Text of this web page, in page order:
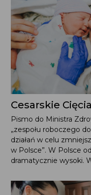
Cesarskie
Pismo do Ministra
„zespołu roboczego
działań w celu
w Polsce”. W Polsce
dramatycznie wysoki.